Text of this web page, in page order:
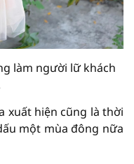
làm người lữ khách
xuất hiện cũng là thời
một mùa đông nữa